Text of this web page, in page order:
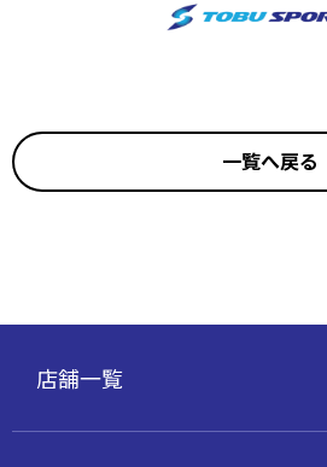
一覧へ戻る
店舗一覧